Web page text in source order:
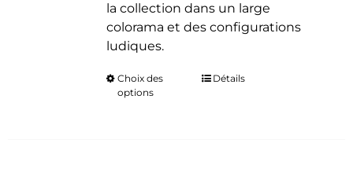
la collection dans un large
colorama et des configurations
ludiques.
Choix des
options
CeDétails